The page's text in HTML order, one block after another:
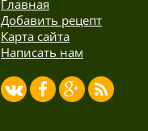
Главная
Добавить рецепт
Карта сайта
Написать нам